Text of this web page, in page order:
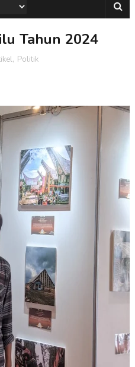
Tahun 2024
, Politik